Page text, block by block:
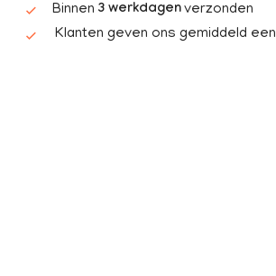
Binnen 3 werkdagenverzonden
Klanten geven ons gemiddeld een